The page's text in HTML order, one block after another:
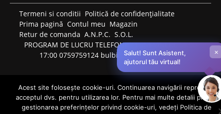
Termeni si conditii Politică de confidențialitate
Prima pagină Contul meu Magazin
Retur de comanda A.N.P.C. S.O.L.
PROGRAM DE LUCRU TELEFONIC: LUNI-VINERI: 09:00-
17:00 0759759124 bulbiflori.ro@gmail.com
Salut! Sunt Asistent,
ajutorul tău virtual!
×
0
Acest site folosește cookie-uri. Continuarea navigării reprezintă
acceptul dvs. pentru utilizarea lor. Pentru mai multe detalii privind
gestionarea preferințelor privind cookie-uri, vedeți Politica de